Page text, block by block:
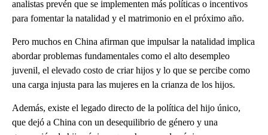
analistas prevén que se implementen más políticas o incentivos
para fomentar la natalidad y el matrimonio en el próximo año.
Pero muchos en China afirman que impulsar la natalidad implica
abordar problemas fundamentales como el alto desempleo
juvenil, el elevado costo de criar hijos y lo que se percibe como
una carga injusta para las mujeres en la crianza de los hijos.
Además, existe el legado directo de la política del hijo único,
que dejó a China con un desequilibrio de género y una